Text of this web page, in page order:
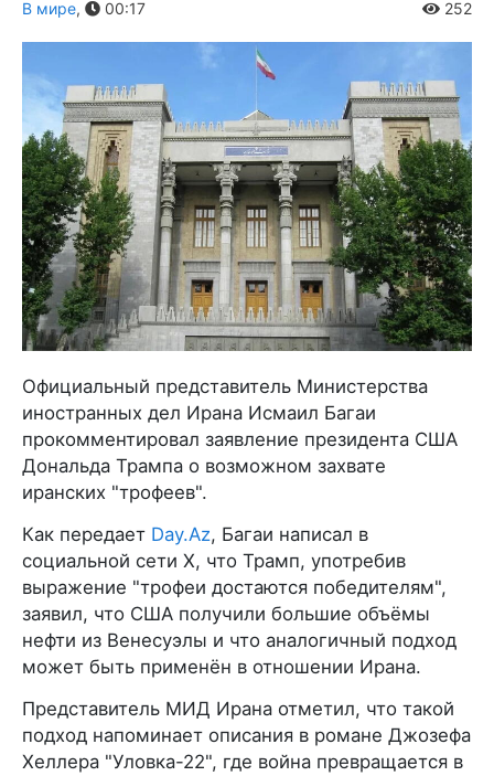
В мире, 00:17 252
Официальный представитель Министерства
иностранных дел Ирана Исмаил Багаи
прокомментировал заявление президента США
Дональда Трампа о возможном захвате
иранских "трофеев".
Как передает Day.Az, Багаи написал в
социальной сети X, что Трамп, употребив
выражение "трофеи достаются победителям",
заявил, что США получили большие объёмы
нефти из Венесуэлы и что аналогичный подход
может быть применён в отношении Ирана.
Представитель МИД Ирана отметил, что такой
подход напоминает описания в романе Джозефа
Хеллера "Уловка-22", где война превращается в